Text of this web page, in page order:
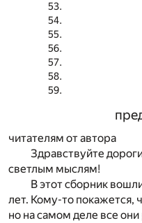
читателям от автора
Здравствуйте
светлым мыслям!
В этот сборник
лет. Кому-то покажется,
но на самом деле все